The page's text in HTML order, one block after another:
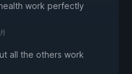
work perfectly
all the others work